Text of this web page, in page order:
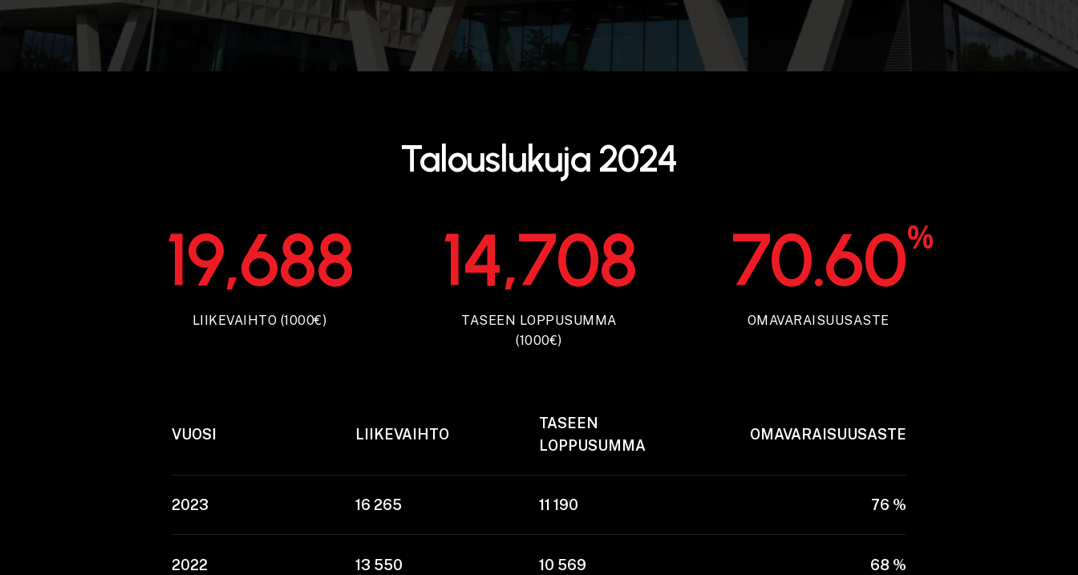
Talouslukuja 2024
19,688
LIIKEVAIHTO (1000€)
14,708
TASEEN LOPPUSUMMA
(1000€)
70.60%
OMAVARAISUUSASTE
VUOSI LIIKEVAIHTO
TASEEN
LOPPUSUMMA
OMAVARAISUUSASTE
2023 16 265 11 190 76 %
2022 13 550 10 569 68 %